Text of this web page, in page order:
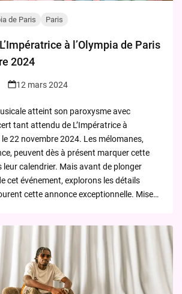
de Paris Paris
à l’Olympia de Paris
2024
12 mars 2024
atteint son paroxysme avec
tant attendu de L’Impératrice à
le 22 novembre 2024. Les mélomanes,
peuvent dès à présent marquer cette
leur calendrier. Mais avant de plonger
cet événement, explorons les détails
cette annonce exceptionnelle. Mise…